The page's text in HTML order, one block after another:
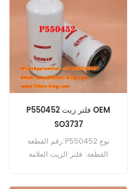
P550452 فلتر زيت OEM
SO3737
رقم القطعة:P550452 نوع
القطعة: فلتر الزيت العلامة